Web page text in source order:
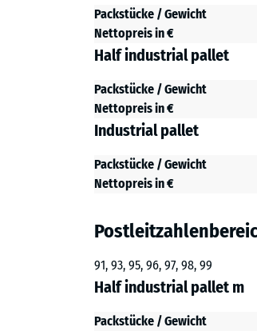
Packstücke / Gewicht
Nettopreis in €
Half industrial pallet
Packstücke / Gewicht
Nettopreis in €
Industrial pallet
Packstücke / Gewicht
Nettopreis in €
91, 93, 95, 96, 97, 98, 99
Half industrial pallet m
Packstücke / Gewicht